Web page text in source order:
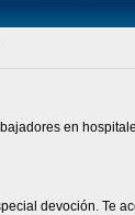
en
devoción. Te